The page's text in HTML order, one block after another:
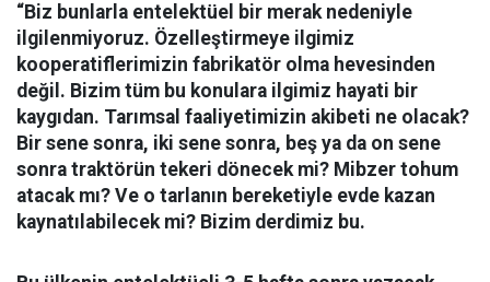
“Biz bunlarla entelektüel bir merak nedeniyle
ilgilenmiyoruz. Özelleştirmeye ilgimiz
kooperatiflerimizin fabrikatör olma hevesinden
değil. Bizim tüm bu konulara ilgimiz hayati bir
kaygıdan. Tarımsal faaliyetimizin akibeti ne olacak?
Bir sene sonra, iki sene sonra, beş ya da on sene
sonra traktörün tekeri dönecek mi? Mibzer tohum
atacak mı? Ve o tarlanın bereketiyle evde kazan
kaynatılabilecek mi? Bizim derdimiz bu.